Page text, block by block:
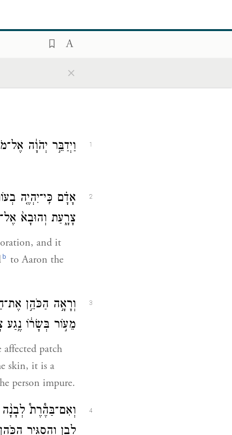
×
1 וַיְדַבֵּ֣ר יְהֹוָ֔ה
2
אָדָ֗ם כִּֽי־יִהְיֶ֤ה
צָרָ֑עַת וְהוּבָא֙
and it
b to Aaron the
3 וְרָאָ֣ה הַכֹּהֵ֣ן
מֵע֣וֹר בְּשָׂר֔וֹ נֶ֥גַע
patch
skin, it is a
person impure.
4
וְאִם־בַּהֶ֩רֶת֩